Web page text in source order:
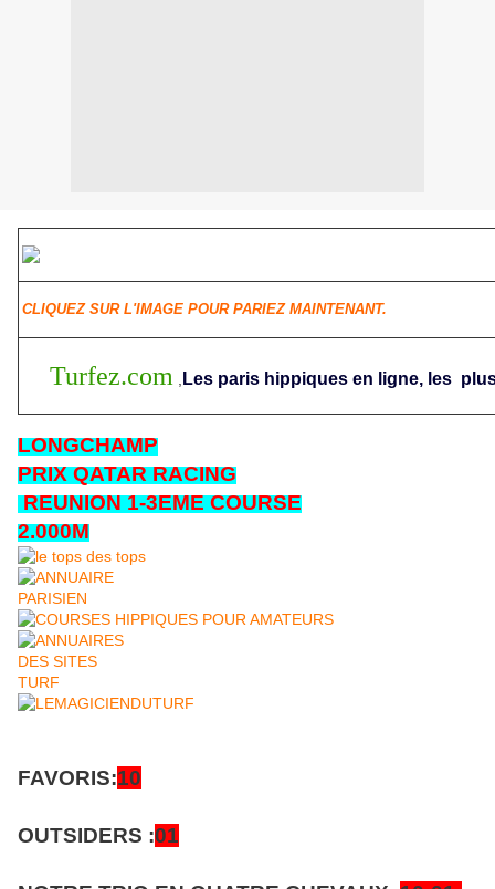
CLIQUEZ SUR L'IMAGE POUR PARIEZ MAINTENANT.
Turfez.com Les paris hippiques en ligne, les
LONGCHAMP
PRIX QATAR RACING
REUNION 1-3EME COURSE
2.000M
FAVORIS:10
OUTSIDERS :01